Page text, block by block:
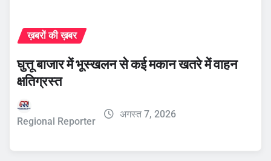
ख़बरों की ख़बर
घुत्तू बाजार में भूस्खलन से कई मकान खतरे में वाहन
क्षतिग्रस्त
Regional Reporter
अगस्त 7, 2026